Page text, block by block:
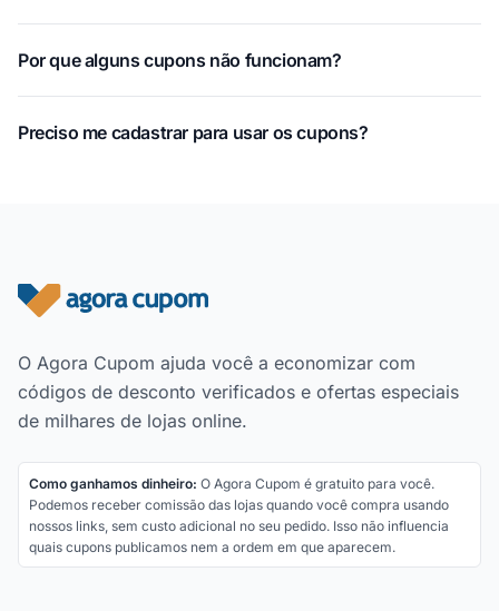
Por que alguns cupons não funcionam?
Preciso me cadastrar para usar os cupons?
Rodapé do site
O Agora Cupom ajuda você a economizar com
códigos de desconto verificados e ofertas especiais
de milhares de lojas online.
Como ganhamos dinheiro: O Agora Cupom é gratuito para você.
Podemos receber comissão das lojas quando você compra usando
nossos links, sem custo adicional no seu pedido. Isso não influencia
quais cupons publicamos nem a ordem em que aparecem.